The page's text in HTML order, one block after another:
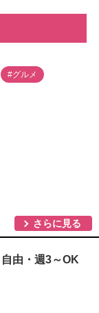
#グルメ
さらに見る
由・週3～OK